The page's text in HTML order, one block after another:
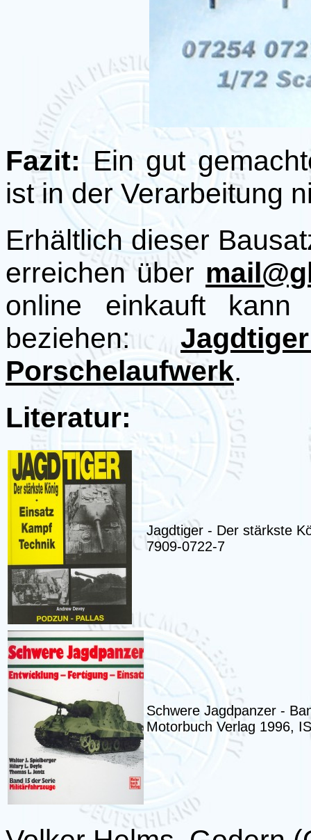
Fazit:Ein gut
ist in der Verarbeitung
Erhältlich dieser
erreichen über
online einkauft
beziehen:
Porschelaufwerk.
Literatur:
Jagdtiger - Der stärkste
7909-0722-7
Schwere Jagdpanzer -
Motorbuch Verlag 1996,